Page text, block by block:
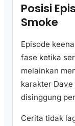
Posisi
Smoke
Episode
fase ketika
melainkan
karakter
disinggung
Cerita tidak